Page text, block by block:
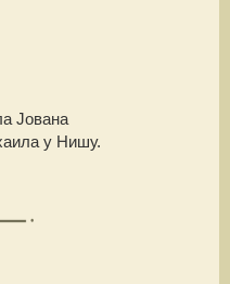
Јована
у Нишу.